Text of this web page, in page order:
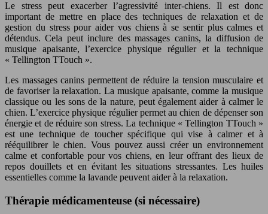
Le stress peut exacerber l’agressivité inter-chiens. Il est donc
important de mettre en place des techniques de relaxation et de
gestion du stress pour aider vos chiens à se sentir plus calmes et
détendus. Cela peut inclure des massages canins, la diffusion de
musique apaisante, l’exercice physique régulier et la technique
« Tellington TTouch ».
Les massages canins permettent de réduire la tension musculaire et
de favoriser la relaxation. La musique apaisante, comme la musique
classique ou les sons de la nature, peut également aider à calmer le
chien. L’exercice physique régulier permet au chien de dépenser son
énergie et de réduire son stress. La technique « Tellington TTouch »
est une technique de toucher spécifique qui vise à calmer et à
rééquilibrer le chien. Vous pouvez aussi créer un environnement
calme et confortable pour vos chiens, en leur offrant des lieux de
repos douillets et en évitant les situations stressantes. Les huiles
essentielles comme la lavande peuvent aider à la relaxation.
Thérapie médicamenteuse (si nécessaire)